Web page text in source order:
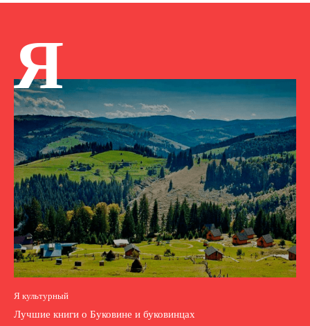
Я
Я культурный
Лучшие книги о Буковине и буковинцах